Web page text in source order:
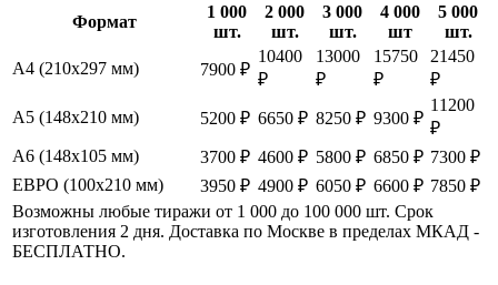
Формат
1 000
шт.
2 000
шт.
3 000
шт.
4 000
шт
5 000
шт.
А4 (210х297 мм)
7900 ₽
10400
₽
13000
₽
15750
₽
21450
₽
А5 (148х210 мм)
5200 ₽ 6650 ₽ 8250 ₽ 9300 ₽
11200
₽
А6 (148х105 мм)
3700 ₽ 4600 ₽ 5800 ₽ 6850 ₽ 7300 ₽
ЕВРО (100х210 мм)
3950 ₽ 4900 ₽ 6050 ₽ 6600 ₽ 7850 ₽
Возможны любые тиражи от 1 000 до 100 000 шт. Срок
изготовления 2 дня. Доставка по Москве в пределах МКАД -
БЕСПЛАТНО.